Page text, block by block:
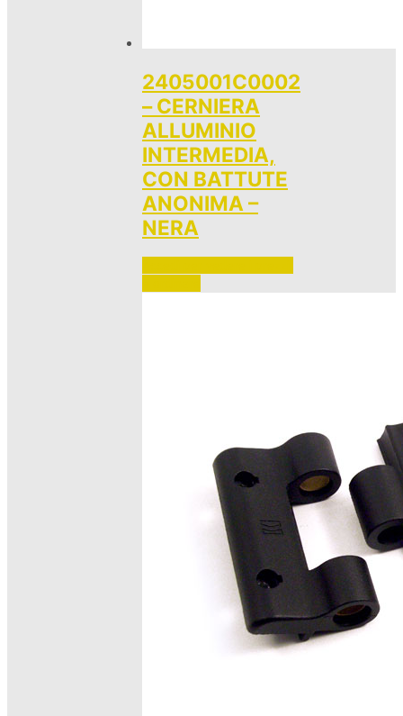
2405001C0002
– CERNIERA
ALLUMINIO
INTERMEDIA,
CON BATTUTE
ANONIMA –
NERA